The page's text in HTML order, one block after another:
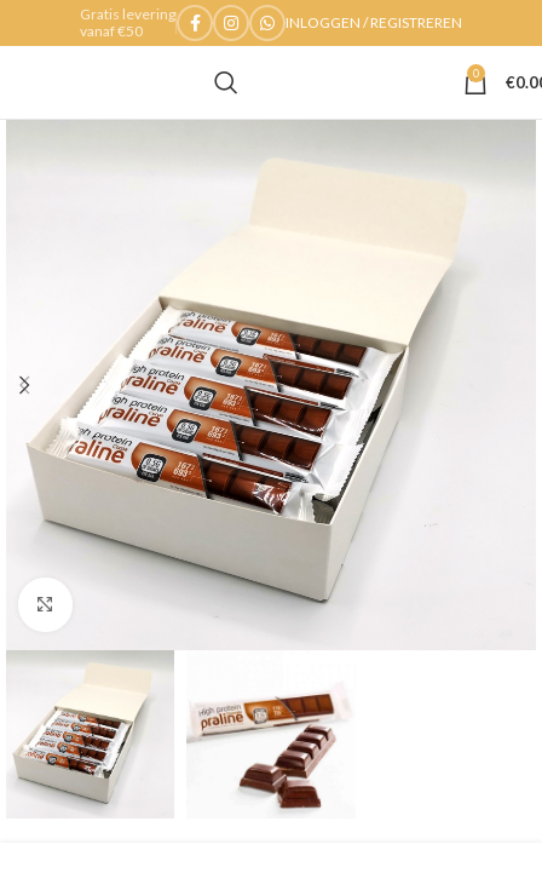
Gratis levering
vanaf €50
INLOGGEN / REGISTREREN
0 €